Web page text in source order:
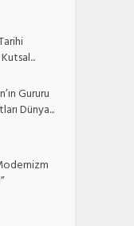
Gururu
Dünya...